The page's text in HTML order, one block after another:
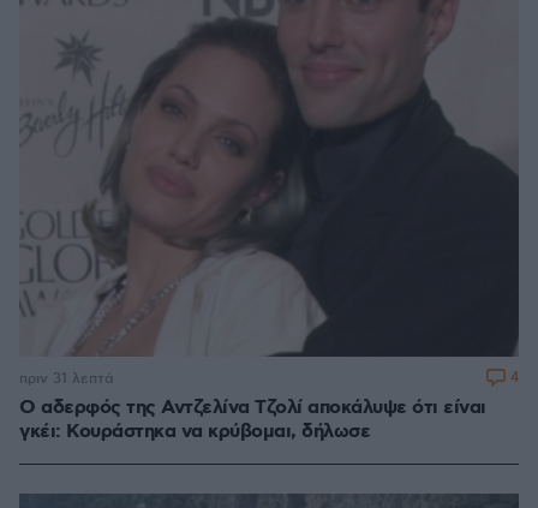
Ο αδερφός της Αντζελίνα Τζολί αποκάλυψε ότι είναι
γκέι: Κουράστηκα να κρύβομαι, δήλωσε
πριν 31 λεπτά 4